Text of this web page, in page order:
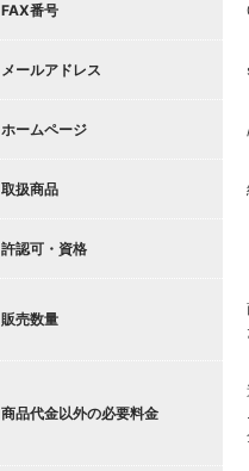
FAX番号
メールアドレス
ホームページ
取扱商品
許認可・資格
販売数量
商品代金以外の必要料金